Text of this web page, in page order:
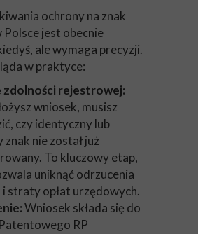
ochrony na znak
jest obecnie
ale wymaga precyzji.
w praktyce:
zdolności rejestrowej:
wniosek, musisz
czy identyczny lub
znak nie został już
To kluczowy etap,
uniknąć odrzucenia
straty opłat urzędowych.
Wniosek składa się do
RP